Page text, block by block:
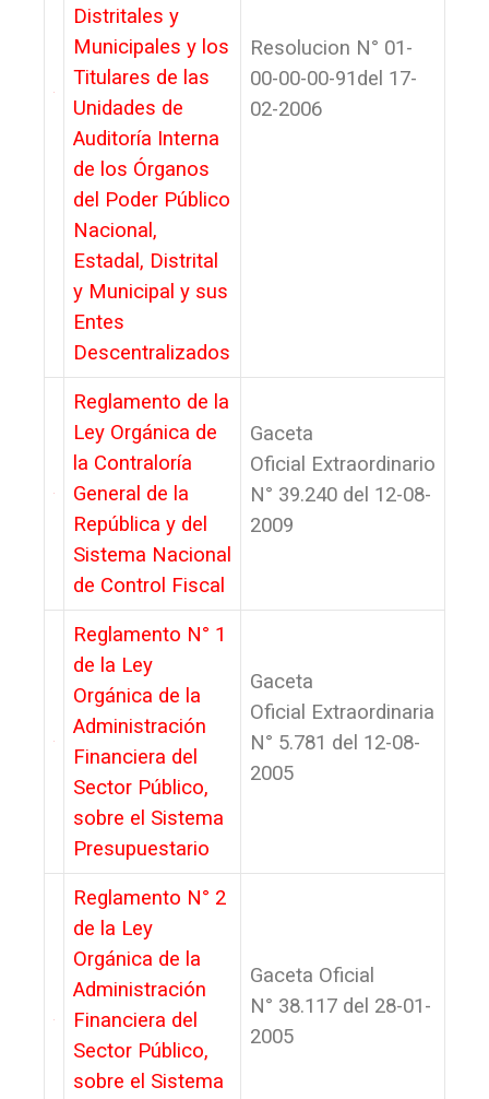
Distritales y
Municipales y los
Titulares de las
Unidades de
Auditoría Interna
de los Órganos
del Poder Público
Nacional,
Estadal, Distrital
y Municipal y sus
Entes
Descentralizados
Resolucion N° 01-
00-00-00-91del 17-
02-2006
Reglamento de la
Ley Orgánica de
la Contraloría
General de la
República y del
Sistema Nacional
de Control Fiscal
Gaceta
Oficial Extraordinario
N° 39.240 del 12-08-
2009
Reglamento N° 1
de la Ley
Orgánica de la
Administración
Financiera del
Sector Público,
sobre el Sistema
Presupuestario
Gaceta
Oficial Extraordinaria
N° 5.781 del 12-08-
2005
Reglamento N° 2
de la Ley
Orgánica de la
Administración
Financiera del
Sector Público,
sobre el Sistema
Gaceta Oficial
N° 38.117 del 28-01-
2005